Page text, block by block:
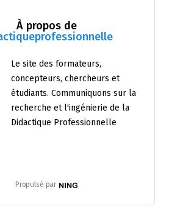
À propos de
Le site des formateurs,
concepteurs, chercheurs et
étudiants. Communiquons sur la
recherche et l'ingénierie de la
Didactique Professionnelle
Propulsé par